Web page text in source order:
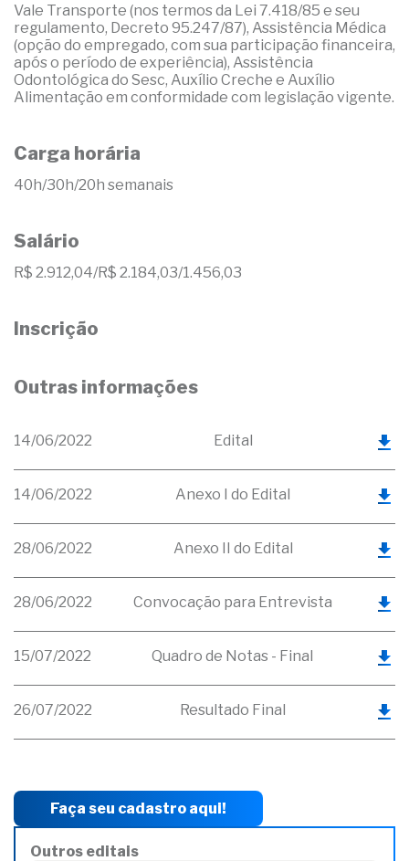
Vale Transporte (nos termos da Lei 7.418/85 e seu
regulamento, Decreto 95.247/87), Assistência Médica
(opção do empregado, com sua participação financeira,
após o período de experiência), Assistência
Odontológica do Sesc, Auxílio Creche e Auxílio
Alimentação em conformidade com legislação vigente.
Carga horária
40h/30h/20h semanais
Salário
R$ 2.912,04/R$ 2.184,03/1.456,03
Inscrição
Outras informações
14/06/2022 Edital
14/06/2022 Anexo I do Edital
28/06/2022 Anexo II do Edital
28/06/2022 Convocação para Entrevista
15/07/2022 Quadro de Notas - Final
26/07/2022 Resultado Final
Faça seu cadastro aqui!
Outros editais